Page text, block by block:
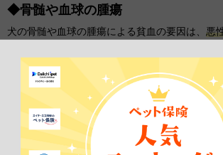
◆骨髄や血球の腫瘍
犬の骨髄や血球の腫瘍による貧血の要因は、 悪
などです。腫瘍は、骨髄
成を妨げるため、貧血や免疫機能の低下などを
貧血になりやすい犬の特徴